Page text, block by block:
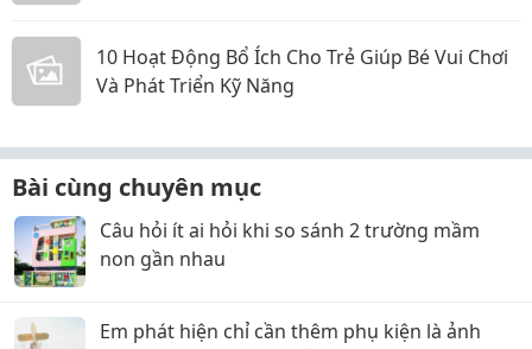
10 Hoạt Động Bổ Ích Cho Trẻ Giúp Bé Vui Chơi
Và Phát Triển Kỹ Năng
Bài cùng chuyên mục
Câu hỏi ít ai hỏi khi so sánh 2 trường mầm
non gần nhau
Em phát hiện chỉ cần thêm phụ kiện là ảnh